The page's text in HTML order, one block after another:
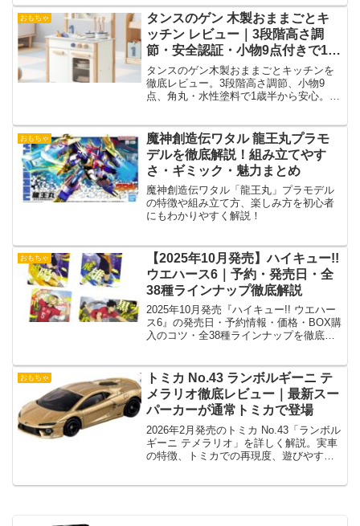
おもちゃ
タンスのゲン 木製おままごとキ
ッチン レビュー｜3段階高さ調
節・安全認証・小物9点付きで1歳
半から安心
タンスのゲン木製おままごとキッチンを
徹底レビュー。3段階高さ調節、小物9
点、角丸・水性塗料で1歳半から安心。組
おもちゃ
魔神創造伝ワタル 龍王丸プラモ
デルを徹底解説！組み立てやす
さ・ギミック・魅力まとめ
魔神創造伝ワタル「龍王丸」プラモデル
の特徴や組み立て方、楽しみ方を初心者
にもわかりやすく解説！
おもちゃ
【2025年10月発売】ハイキュー!!
ウエハース6｜予約・発売日・全
38種ラインナップ徹底解説
2025年10月発売『ハイキュー!! ウエハー
ス6』の発売日・予約情報・価格・BOX購
入のコツ・全38種ラインナップを徹底解
おもちゃ
トミカ No.43 ランボルギーニ テ
メラリオ徹底レビュー｜最新スー
パーカーが通常トミカで登場
2026年2月発売のトミカ No.43「ランボル
ギーニ テメラリオ」を詳しく解説。実車
の特徴、トミカでの再現度、遊びやす